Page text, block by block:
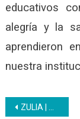
educativos
alegría y la
aprendieron
nuestra
ZULIA | Avanza el abordaje de las Bricomiles con el aporte del Inces